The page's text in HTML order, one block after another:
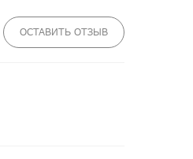
ОСТАВИТЬ ОТЗЫВ